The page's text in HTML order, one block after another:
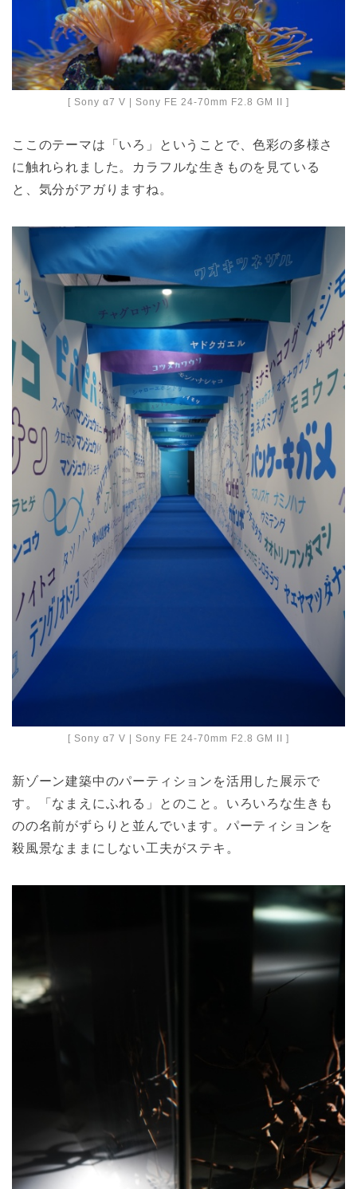
[ Sony α7 V | Sony FE 24-70mm F2.8 GM II ]
ここのテーマは「いろ」ということで、色彩の多様さ
に触れられました。カラフルな生きものを見ている
と、気分がアガりますね。
[ Sony α7 V | Sony FE 24-70mm F2.8 GM II ]
新ゾーン建築中のパーティションを活用した展示で
す。「なまえにふれる」とのこと。いろいろな生きも
のの名前がずらりと並んでいます。パーティションを
殺風景なままにしない工夫がステキ。